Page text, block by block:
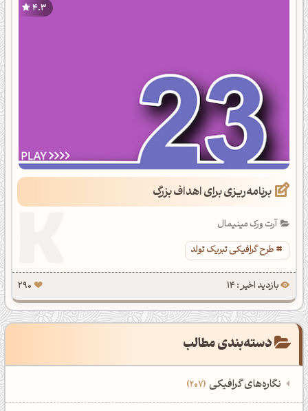
4.3
برنامه‌ریزی برای اهداف بزرگ
آرت ورک مینیمال
طرح گرافیکی تبریک تولد
بازدید اخیر : 14 290
دسته‌بندی مطالب
نگاره‌های گرافیکی 207